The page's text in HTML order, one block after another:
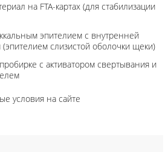
на FTA-картах (для стабилизации
эпителием с внутренней
слизистой оболочки щеки)
с активатором свертывания и
условия на сайте